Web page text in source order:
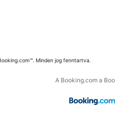
Minden jog fenntartva.
A Booking.com a